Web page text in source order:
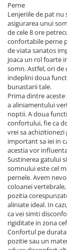
Perne
Lenjeriile de pat
asigurarea unui
de cele 8 ore
confortabile perne
de viata sanatos
joaca un rol foarte
somn. Astfel, ori de
indeplini doua
bunastarii tale.
Prima dintre
a aliniamentului
noptii. A doua
confortului, fie ca
vrei sa
important sa iei in
acestia vor
Sustinerea gatului
somnului este cel
pernele. Avem
coloanei
pozitia
aliniate ideal. In
ca vei simti
rigiditate in zona
Confortul pe
pozitie sau un